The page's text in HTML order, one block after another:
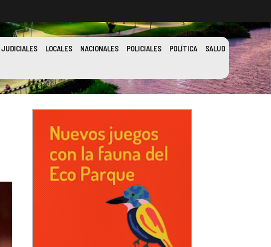
JUDICIALES LOCALES NACIONALES POLICIALES POLÍTICA SALUD